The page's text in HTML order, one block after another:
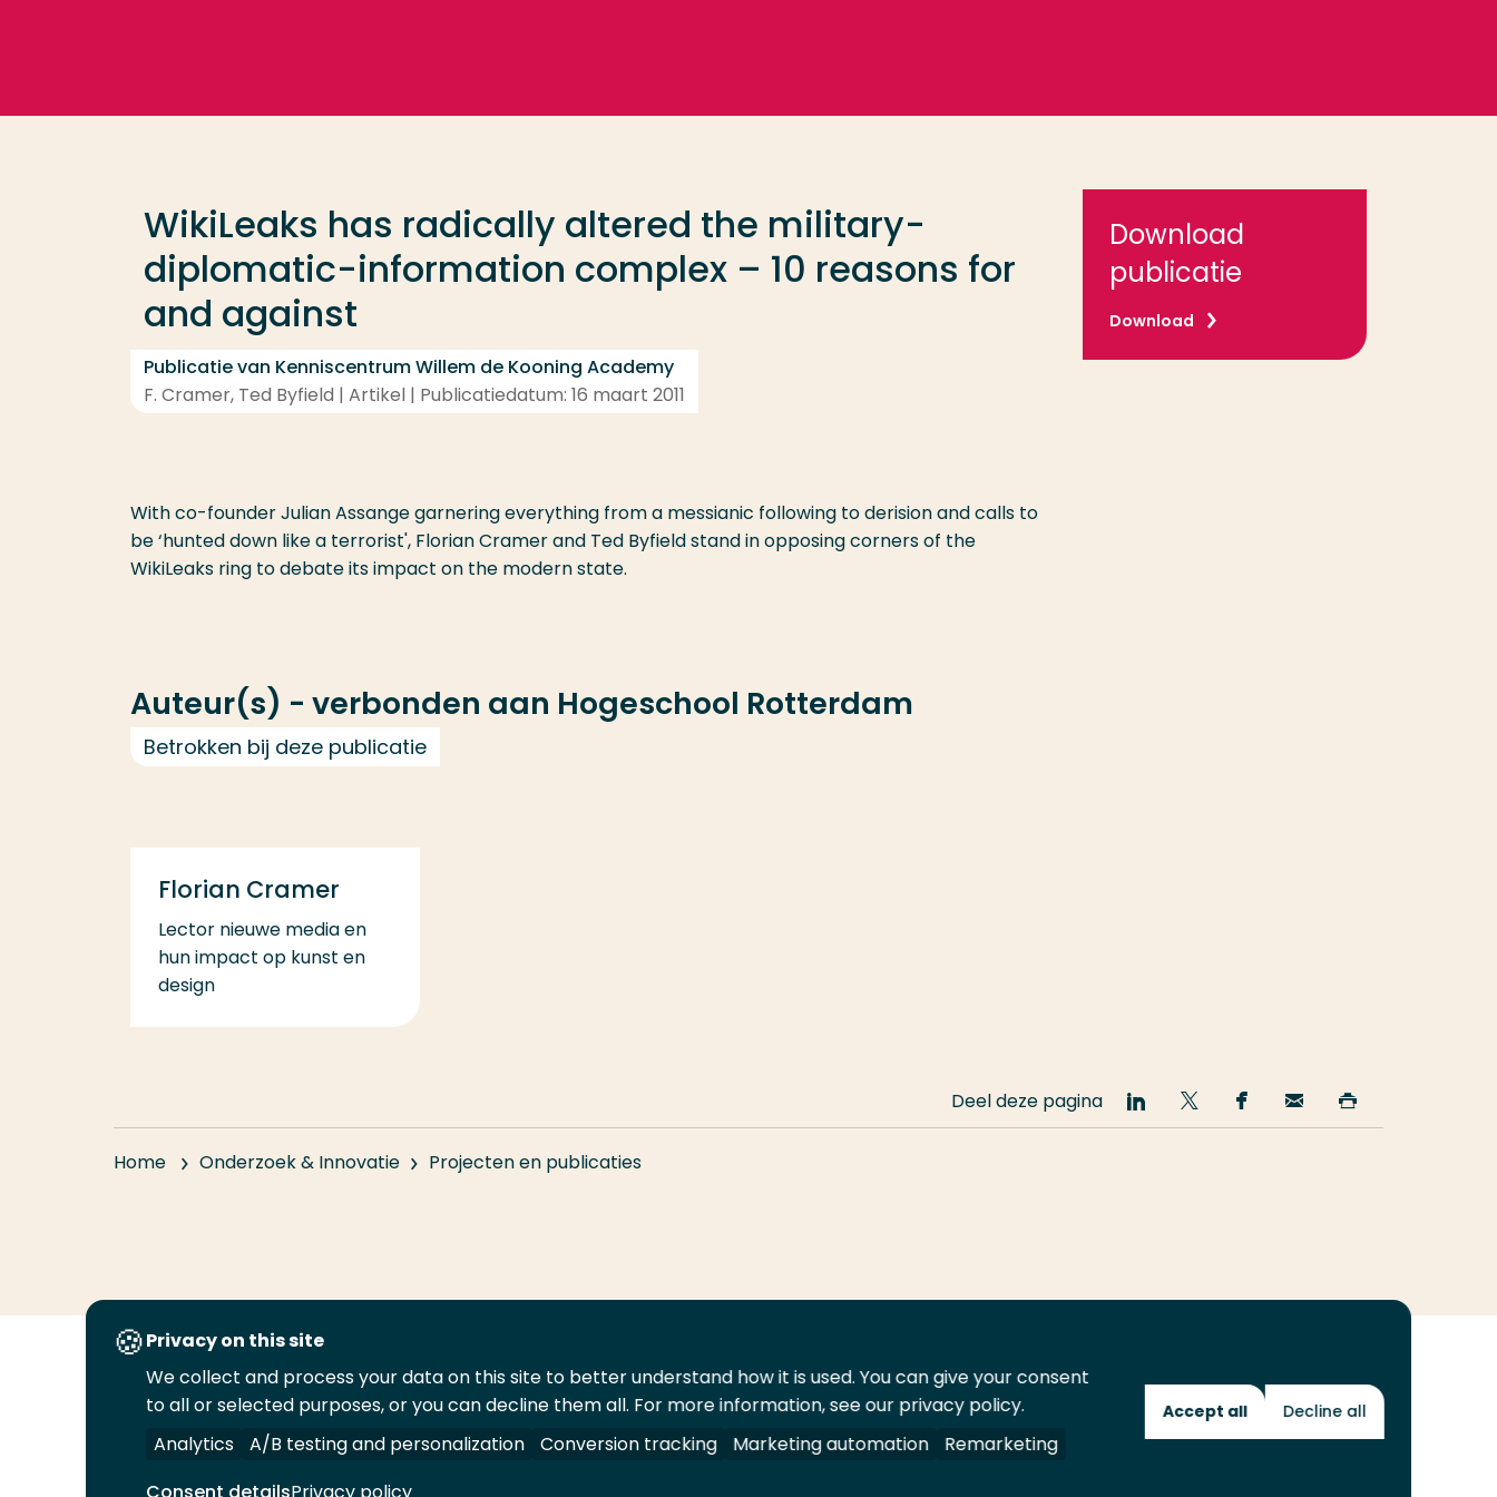
WikiLeaks has radically altered the military-
diplomatic-information complex – 10 reasons for
and against
Publicatie van Kenniscentrum Willem de Kooning Academy
F. Cramer, Ted Byfield | Artikel | Publicatiedatum: 16 maart 2011
Download
publicatie
Download
With co-founder Julian Assange garnering everything from a messianic following to derision and calls to
be ‘hunted down like a terrorist', Florian Cramer and Ted Byfield stand in opposing corners of the
WikiLeaks ring to debate its impact on the modern state.
Auteur(s) - verbonden aan Hogeschool Rotterdam
Betrokken bij deze publicatie
Florian Cramer
Lector nieuwe media en
hun impact op kunst en
design
Home Onderzoek & Innovatie Projecten en publicaties
Deel deze pagina
Deel
op
Deel
op
Deel
op
Email
deze deze
Volg
ons
op
Volg
ons
op
Volg
ons
op
Volg
ons
op
Juridisch Security A-Z Index Contact Leveranciers Toekomstmakers
© 2026 Hogeschool Rotterdam. Alle rechten voorbehouden.
Opleiding
Privacy on this site
We collect and process your data on this site to better understand how it is used. You can give your consent
to all or selected purposes, or you can decline them all. For more information, see our privacy policy.
Analytics
A/B testing and personalization Conversion tracking Marketing automation Remarketing
Accept all Decline all